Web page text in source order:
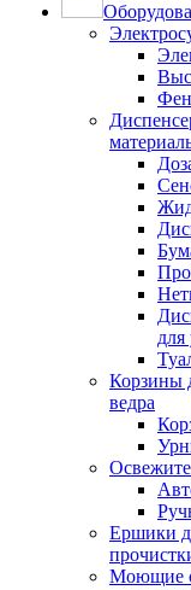
для
Корзины
ведра
Ершики
Моющие